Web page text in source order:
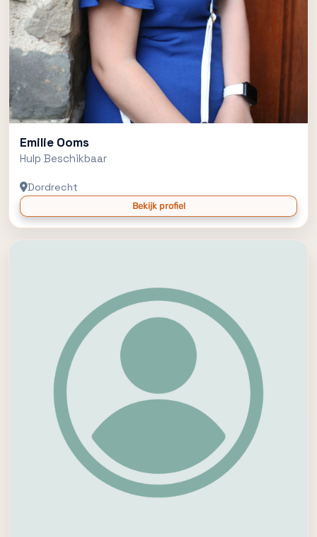
Emilie Ooms
Hulp Beschikbaar
Dordrecht
Bekijk profiel